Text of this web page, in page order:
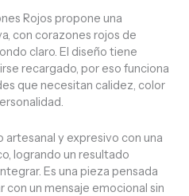
Rojos propone una
con corazones rojos de
claro. El diseño tiene
recargado, por eso funciona
que necesitan calidez, color
y expresivo con una
logrando un resultado
Es una pieza pensada
un mensaje emocional sin